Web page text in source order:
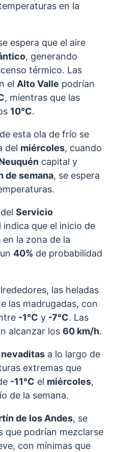
en la
espera que el aire
, generando
térmico. Las
el Alto Valle podrían
, mientras que las
10°C.
esta ola de frío se
del miércoles, cuando
capital y
de semana, se espera
Servicio
indica que el inicio de
en la zona de la
40% de probabilidad
las heladas
las madrugadas, con
-1°C y -7°C. Las
alcanzar los 60 km/h.
nevaditas a lo largo de
extremas que
-11°C el miércoles,
de la semana.
de los Andes, se
que podrían mezclarse
con mínimas que